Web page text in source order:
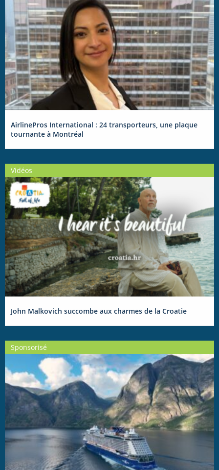
AirlinePros International : 24 transporteurs, une plaque
tournante à Montréal
Vidéos
John Malkovich succombe aux charmes de la Croatie
Sponsorisé